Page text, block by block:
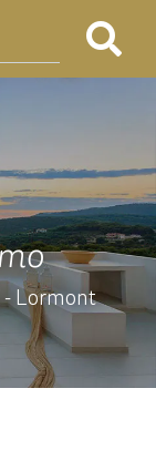
Lormont